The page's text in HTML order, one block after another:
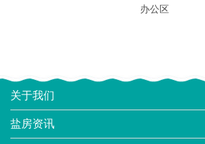
办公区
关于我们
盐房资讯